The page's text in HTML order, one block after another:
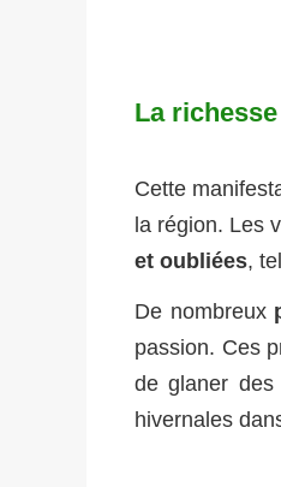
La
Cette
la région. Les
et oubliées,
De nombreux
passion. Ces
de glaner des
hivernales